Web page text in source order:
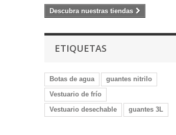
Descubra nuestras tiendas
ETIQUETAS
Botas de agua
guantes nitrilo
Vestuario de frío
Vestuario desechable
guantes 3L